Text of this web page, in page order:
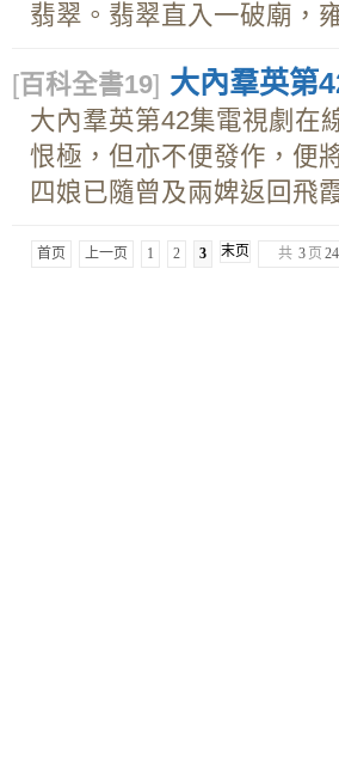
翡翠。翡翠直入一破廟，
[百科全書19] 大內羣英第
大內羣英第42集電視劇在
恨極，但亦不便發作，便
四娘已隨曾及兩婢返回飛
首页 上一页 1 2 3 末页 共 3 页 24